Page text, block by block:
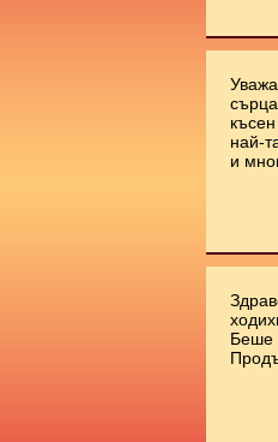
най-
и
Беше